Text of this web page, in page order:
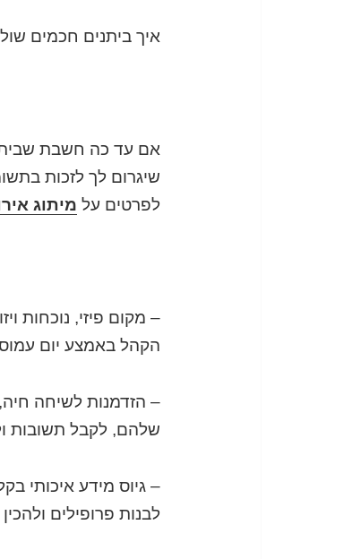
איך ביתנים חכמים שולטים בשוק? 5 סיבות
אם עד כה חשבת שביתן
שיגרום לך לזכות
לפרטים על מיתוג
– מקום פיזי, נוכחות
הקהל באמצע יום עמוס
– הזדמנות לשיחה
שלהם, לקבל תשובות
– גיוס מידע איכותי
לבנות פרופילים